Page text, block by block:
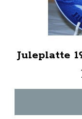
Juleplatte